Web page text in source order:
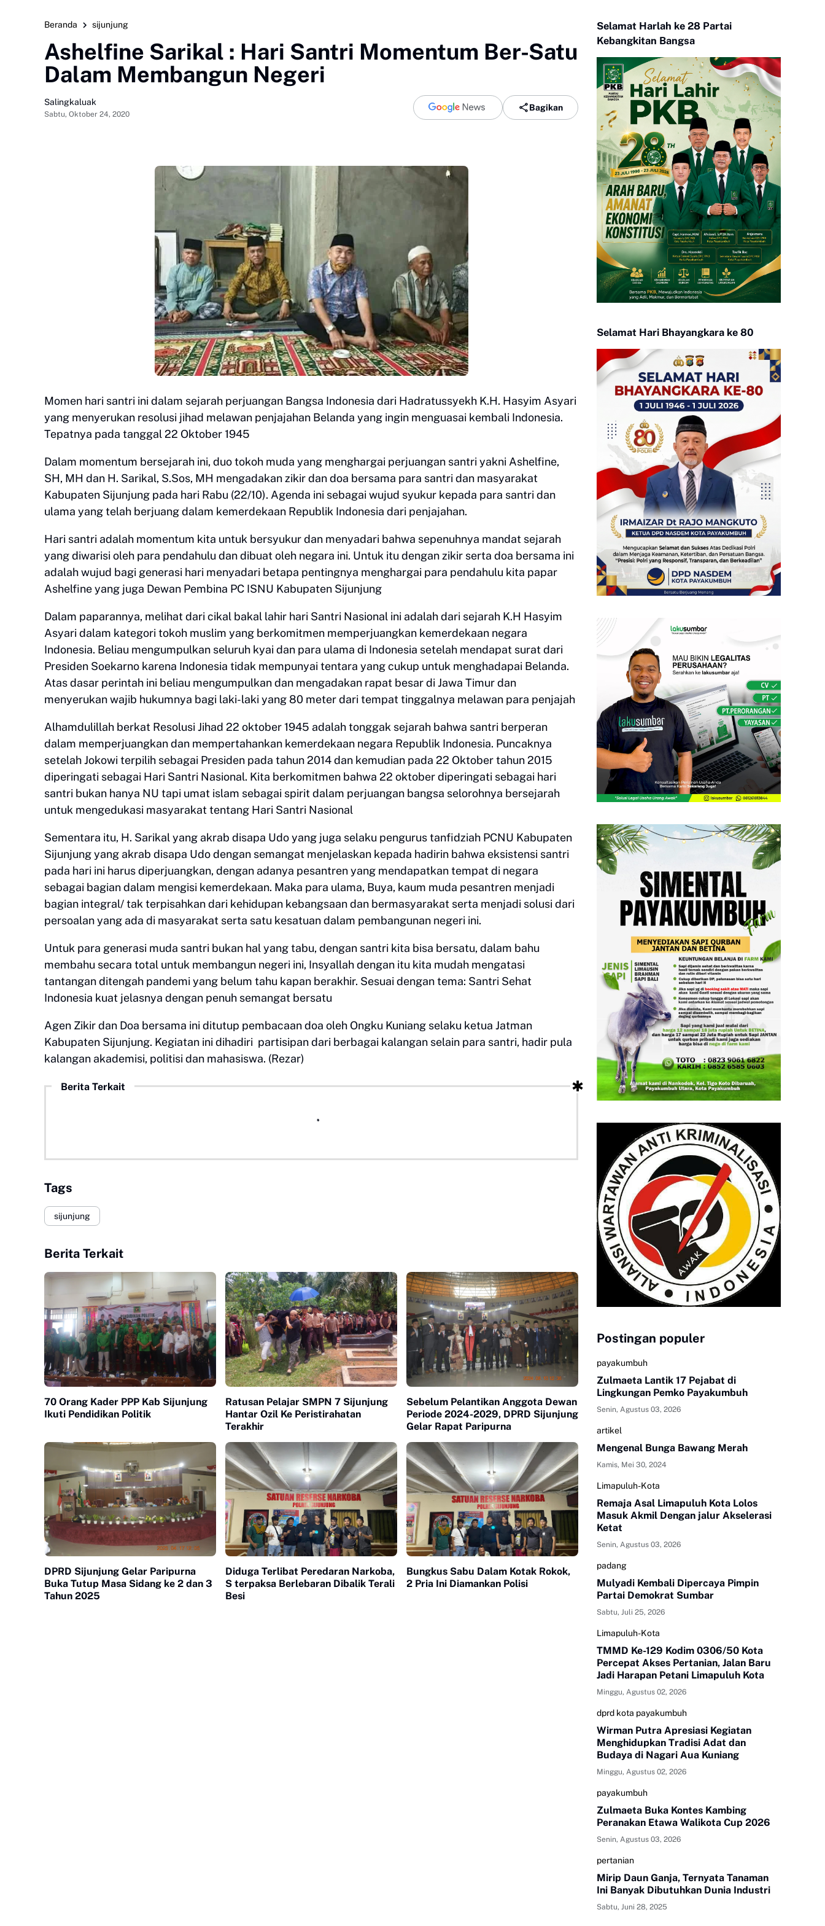
Beranda sijunjung
Ashelfine Sarikal : Hari Santri Momentum Ber-Satu
Dalam Membangun Negeri
Salingkaluak
Sabtu, Oktober 24, 2020
Bagikan
Momen hari santri ini dalam sejarah perjuangan Bangsa Indonesia dari Hadratussyekh K.H. Hasyim Asyari
yang menyerukan resolusi jihad melawan penjajahan Belanda yang ingin menguasai kembali Indonesia.
Tepatnya pada tanggal 22 Oktober 1945
Dalam momentum bersejarah ini, duo tokoh muda yang menghargai perjuangan santri yakni Ashelfine,
SH, MH dan H. Sarikal, S.Sos, MH mengadakan zikir dan doa bersama para santri dan masyarakat
Kabupaten Sijunjung pada hari Rabu (22/10). Agenda ini sebagai wujud syukur kepada para santri dan
ulama yang telah berjuang dalam kemerdekaan Republik Indonesia dari penjajahan.
Hari santri adalah momentum kita untuk bersyukur dan menyadari bahwa sepenuhnya mandat sejarah
yang diwarisi oleh para pendahulu dan dibuat oleh negara ini. Untuk itu dengan zikir serta doa bersama ini
adalah wujud bagi generasi hari menyadari betapa pentingnya menghargai para pendahulu kita papar
Ashelfine yang juga Dewan Pembina PC ISNU Kabupaten Sijunjung
Dalam paparannya, melihat dari cikal bakal lahir hari Santri Nasional ini adalah dari sejarah K.H Hasyim
Asyari dalam kategori tokoh muslim yang berkomitmen memperjuangkan kemerdekaan negara
Indonesia. Beliau mengumpulkan seluruh kyai dan para ulama di Indonesia setelah mendapat surat dari
Presiden Soekarno karena Indonesia tidak mempunyai tentara yang cukup untuk menghadapai Belanda.
Atas dasar perintah ini beliau mengumpulkan dan mengadakan rapat besar di Jawa Timur dan
menyerukan wajib hukumnya bagi laki-laki yang 80 meter dari tempat tinggalnya melawan para penjajah
Alhamdulillah berkat Resolusi Jihad 22 oktober 1945 adalah tonggak sejarah bahwa santri berperan
dalam memperjuangkan dan mempertahankan kemerdekaan negara Republik Indonesia. Puncaknya
setelah Jokowi terpilih sebagai Presiden pada tahun 2014 dan kemudian pada 22 Oktober tahun 2015
diperingati sebagai Hari Santri Nasional. Kita berkomitmen bahwa 22 oktober diperingati sebagai hari
santri bukan hanya NU tapi umat islam sebagai spirit dalam perjuangan bangsa selorohnya bersejarah
untuk mengedukasi masyarakat tentang Hari Santri Nasional
Sementara itu, H. Sarikal yang akrab disapa Udo yang juga selaku pengurus tanfidziah PCNU Kabupaten
Sijunjung yang akrab disapa Udo dengan semangat menjelaskan kepada hadirin bahwa eksistensi santri
pada hari ini harus diperjuangkan, dengan adanya pesantren yang mendapatkan tempat di negara
sebagai bagian dalam mengisi kemerdekaan. Maka para ulama, Buya, kaum muda pesantren menjadi
bagian integral/ tak terpisahkan dari kehidupan kebangsaan dan bermasyarakat serta menjadi solusi dari
persoalan yang ada di masyarakat serta satu kesatuan dalam pembangunan negeri ini.
Untuk para generasi muda santri bukan hal yang tabu, dengan santri kita bisa bersatu, dalam bahu
membahu secara total untuk membangun negeri ini, Insyallah dengan itu kita mudah mengatasi
tantangan ditengah pandemi yang belum tahu kapan berakhir. Sesuai dengan tema: Santri Sehat
Indonesia kuat jelasnya dengan penuh semangat bersatu
Agen Zikir dan Doa bersama ini ditutup pembacaan doa oleh Ongku Kuniang selaku ketua Jatman
Kabupaten Sijunjung. Kegiatan ini dihadiri partisipan dari berbagai kalangan selain para santri, hadir pula
kalangan akademisi, politisi dan mahasiswa. (Rezar)
Berita Terkait
Tags
sijunjung
Berita Terkait
70 Orang Kader PPP Kab Sijunjung
Ikuti Pendidikan Politik
Ratusan Pelajar SMPN 7 Sijunjung
Hantar Ozil Ke Peristirahatan
Terakhir
Sebelum Pelantikan Anggota Dewan
Periode 2024-2029, DPRD Sijunjung
Gelar Rapat Paripurna
DPRD Sijunjung Gelar Paripurna
Buka Tutup Masa Sidang ke 2 dan 3
Tahun 2025
Diduga Terlibat Peredaran Narkoba,
S terpaksa Berlebaran Dibalik Terali
Besi
Bungkus Sabu Dalam Kotak Rokok,
2 Pria Ini Diamankan Polisi
Selamat Harlah ke 28 Partai
Kebangkitan Bangsa
Selamat Hari Bhayangkara ke 80
Postingan populer
payakumbuh
Zulmaeta Lantik 17 Pejabat di
Lingkungan Pemko Payakumbuh
Senin, Agustus 03, 2026
artikel
Mengenal Bunga Bawang Merah
Kamis, Mei 30, 2024
Limapuluh-Kota
Remaja Asal Limapuluh Kota Lolos
Masuk Akmil Dengan jalur Akselerasi
Ketat
Senin, Agustus 03, 2026
padang
Mulyadi Kembali Dipercaya Pimpin
Partai Demokrat Sumbar
Sabtu, Juli 25, 2026
Limapuluh-Kota
TMMD Ke-129 Kodim 0306/50 Kota
Percepat Akses Pertanian, Jalan Baru
Jadi Harapan Petani Limapuluh Kota
Minggu, Agustus 02, 2026
dprd kota payakumbuh
Wirman Putra Apresiasi Kegiatan
Menghidupkan Tradisi Adat dan
Budaya di Nagari Aua Kuniang
Minggu, Agustus 02, 2026
payakumbuh
Zulmaeta Buka Kontes Kambing
Peranakan Etawa Walikota Cup 2026
Senin, Agustus 03, 2026
pertanian
Mirip Daun Ganja, Ternyata Tanaman
Ini Banyak Dibutuhkan Dunia Industri
Sabtu, Juni 28, 2025